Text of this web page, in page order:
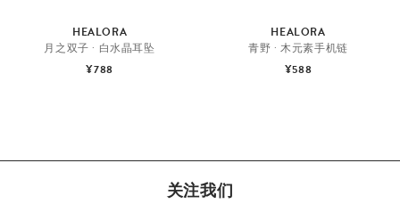
HEALORA
月之双子 · 白水晶耳坠
¥788
HEALORA
青野 · 木元素手机链
¥588
关注我们